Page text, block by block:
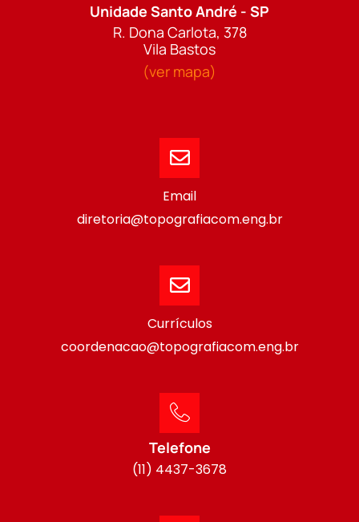
Unidade Santo André - SP
R. Dona Carlota, 378
Vila Bastos
(ver mapa)
Email
diretoria@topografiacom.eng.br
Currículos
coordenacao@topografiacom.eng.br
Telefone
(11) 4437-3678